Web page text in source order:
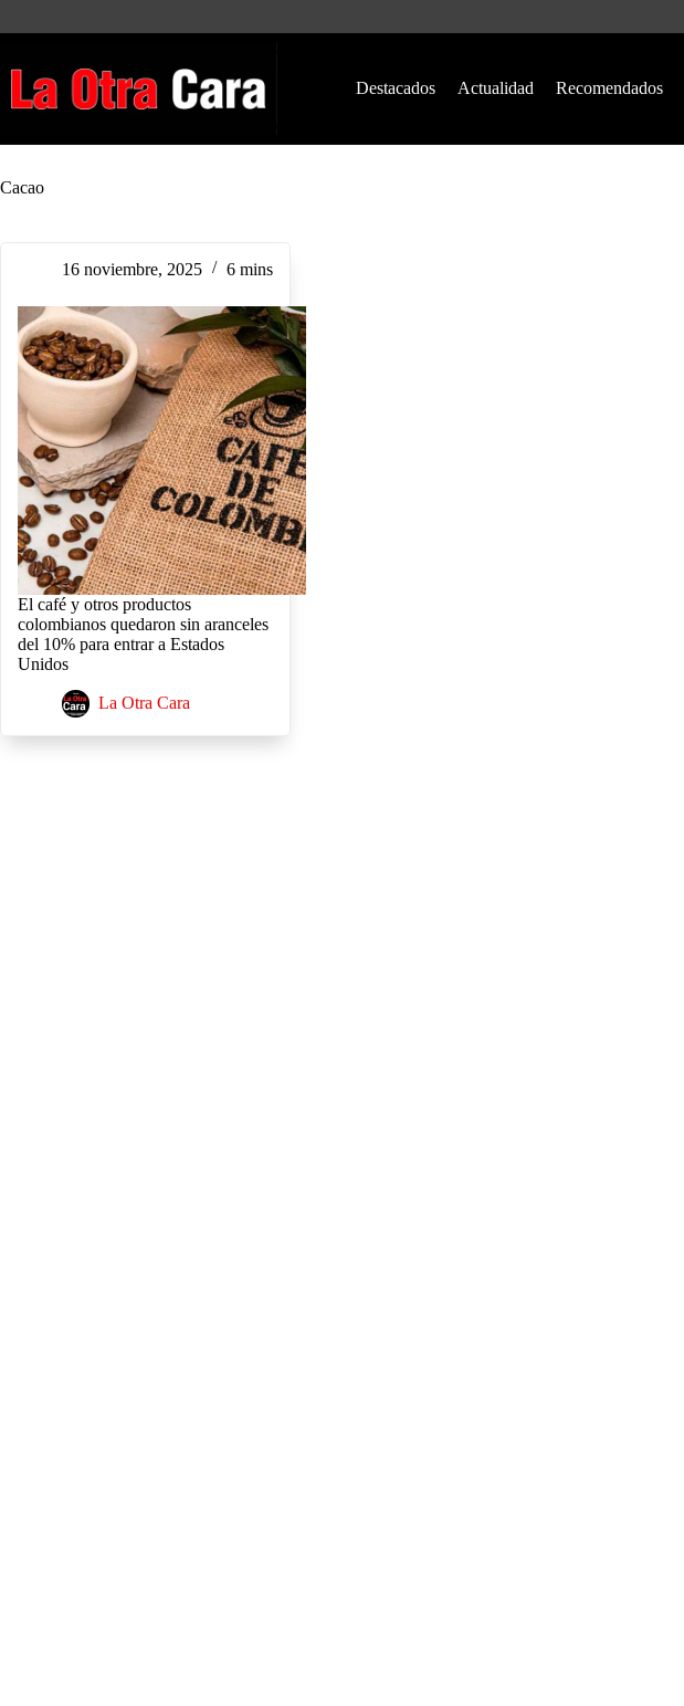
Destacados Actualidad Recomendados
Cacao
16 noviembre, 2025 6 mins
El café y otros productos
colombianos quedaron sin aranceles
del 10% para entrar a Estados
Unidos
La Otra Cara